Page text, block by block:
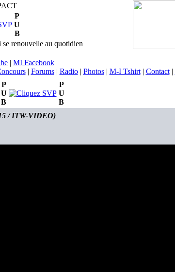
P
U
B
renouvelle au quotidien
| MI Facebook
| Forums| Radio| Photos| M-I Tshirt| Contact|
P
U
B
P
U
B
/ ITW-VIDEO)